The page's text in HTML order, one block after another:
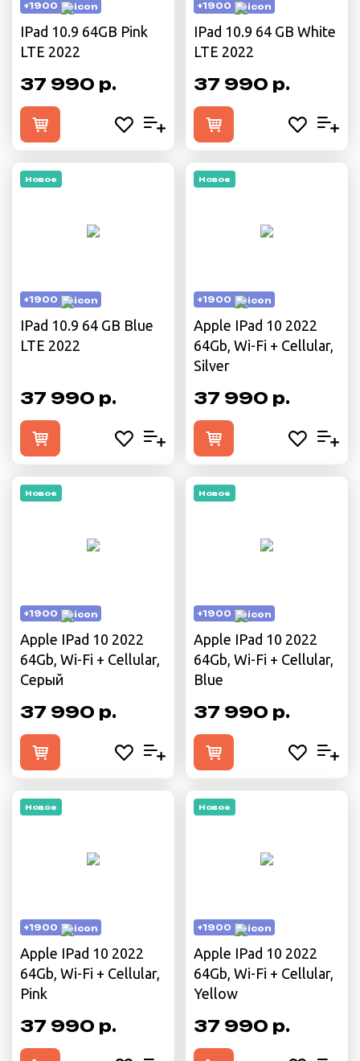
+1900
IPad 10.9 64GB Pink
LTE 2022
37 990 р.
+1900
IPad 10.9 64 GB White
LTE 2022
37 990 р.
+1900
Новое
IPad 10.9 64 GB Blue
LTE 2022
37 990 р.
+1900
Новое
Apple IPad 10 2022
64Gb, Wi-Fi + Cellular,
Silver
37 990 р.
+1900
Новое
Apple IPad 10 2022
64Gb, Wi-Fi + Cellular,
Серый
37 990 р.
+1900
Новое
Apple IPad 10 2022
64Gb, Wi-Fi + Cellular,
Blue
37 990 р.
+1900
Новое
Apple IPad 10 2022
64Gb, Wi-Fi + Cellular,
Pink
37 990 р.
+1900
Новое
Apple IPad 10 2022
64Gb, Wi-Fi + Cellular,
Yellow
37 990 р.